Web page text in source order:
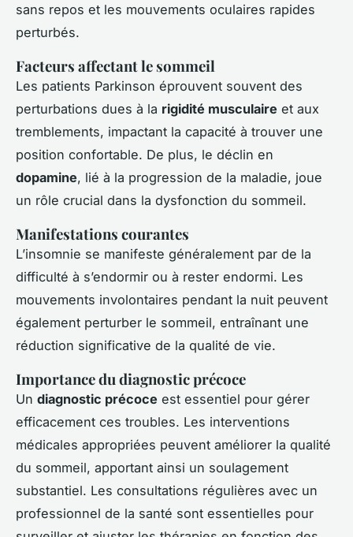
sans repos et les mouvements oculaires rapides
perturbés.
Facteurs affectant le sommeil
Les patients Parkinson éprouvent souvent des
perturbations dues à la rigidité musculaire et aux
tremblements, impactant la capacité à trouver une
position confortable. De plus, le déclin en
dopamine, lié à la progression de la maladie, joue
un rôle crucial dans la dysfonction du sommeil.
Manifestations courantes
L’insomnie se manifeste généralement par de la
difficulté à s’endormir ou à rester endormi. Les
mouvements involontaires pendant la nuit peuvent
également perturber le sommeil, entraînant une
réduction significative de la qualité de vie.
Importance du diagnostic précoce
Un diagnostic précoce est essentiel pour gérer
efficacement ces troubles. Les interventions
médicales appropriées peuvent améliorer la qualité
du sommeil, apportant ainsi un soulagement
substantiel. Les consultations régulières avec un
professionnel de la santé sont essentielles pour